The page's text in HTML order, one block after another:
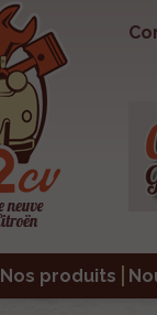
Nos produits